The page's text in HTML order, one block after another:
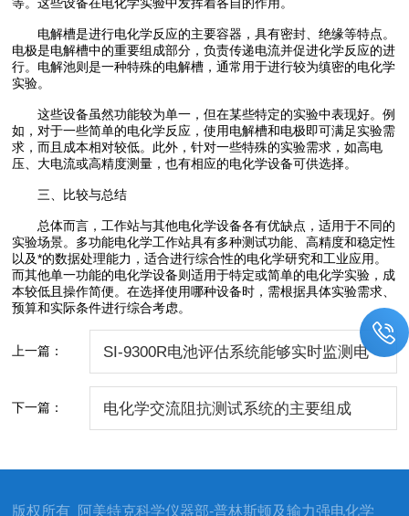
电解槽是进行电化学反应的主要容器，具有密封、绝缘等特点。
电极是电解槽中的重要组成部分，负责传递电流并促进化学反应的进
行。电解池则是一种特殊的电解槽，通常用于进行较为缜密的电化学
实验。
这些设备虽然功能较为单一，但在某些特定的实验中表现好。例
如，对于一些简单的电化学反应，使用电解槽和电极即可满足实验需
求，而且成本相对较低。此外，针对一些特殊的实验需求，如高电
压、大电流或高精度测量，也有相应的电化学设备可供选择。
三、比较与总结
总体而言，工作站与其他电化学设备各有优缺点，适用于不同的
实验场景。多功能电化学工作站具有多种测试功能、高精度和稳定性
以及*的数据处理能力，适合进行综合性的电化学研究和工业应用。
而其他单一功能的电化学设备则适用于特定或简单的电化学实验，成
本较低且操作简便。在选择使用哪种设备时，需根据具体实验需求、
预算和实际条件进行综合考虑。
上一篇： SI-9300R电池评估系统能够实时监测电
下一篇： 电化学交流阻抗测试系统的主要组成
版权所有 阿美特克科学仪器部-普林斯顿及输力强电化学